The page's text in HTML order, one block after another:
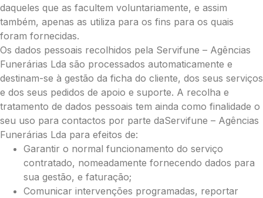
Pequena (€85)
Média (€100)
Grande (€115)
Coroa:
Mini (€75)
Pequena (€85)
Média (€100)
Grande (€115)
O seu nome *
Contacto telefónico
daqueles que as facultem voluntariamente, e assim
também, apenas as utiliza para os fins para os quais
foram fornecidas.
Os dados pessoais recolhidos pela Servifune – Agências
Funerárias Lda são processados automaticamente e
destinam-se à gestão da ficha do cliente, dos seus serviços
e dos seus pedidos de apoio e suporte. A recolha e
tratamento de dados pessoais tem ainda como finalidade o
seu uso para contactos por parte daServifune – Agências
Funerárias Lda para efeitos de:
Garantir o normal funcionamento do serviço
contratado, nomeadamente fornecendo dados para
sua gestão, e faturação;
Comunicar intervenções programadas, reportar